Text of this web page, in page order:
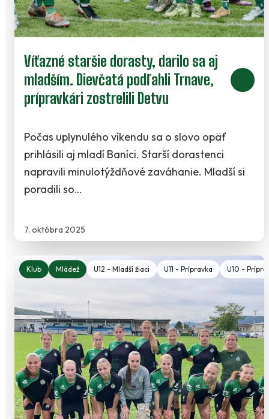
Víťazné staršie dorasty, darilo sa aj
mladším. Dievčatá podľahli Trnave,
prípravkári zostrelili Detvu
7. októbra 2025
Počas uplynulého víkendu sa o slovo opäť
prihlásili aj mladí Baníci. Starší dorastenci
napravili minulotýždňové zaváhanie. Mladší si
poradili so…
Klub Mládež U12 - Mladší žiaci U11 - Prípravka U10 -